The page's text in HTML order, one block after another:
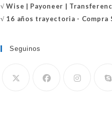
√ Wise | Payoneer |
√ 16 años trayectoria - Compra
Seguinos